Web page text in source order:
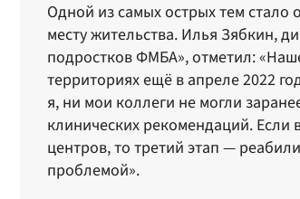
Одной из самых острых тем стало
месту жительства. Илья Зябкин,
подростков ФМБА», отметил:
территориях ещё в апреле 2022
я, ни мои коллеги не могли
клинических рекомендаций.
центров, то третий этап —
проблемой».